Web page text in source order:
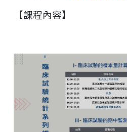
【課程內容】